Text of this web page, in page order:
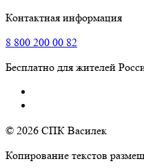
Контактная информация
8 800 200 00 82
Бесплатно для жителей
© 2026 СПК Василек
Копирование текстов